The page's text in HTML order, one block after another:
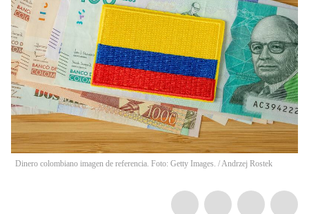
Dinero colombiano imagen de referencia. Foto: Getty Images. /Andrzej Rostek